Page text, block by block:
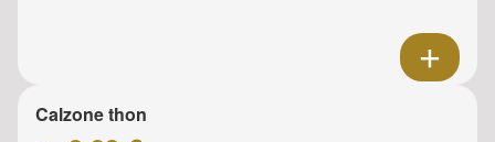
Calzone thon